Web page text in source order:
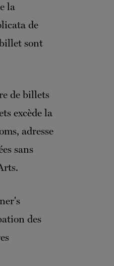
la
de
sont
de billets
excède la
adresse
sans
des